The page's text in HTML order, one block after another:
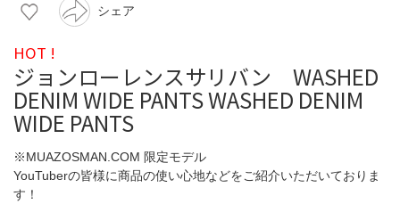
シェア
HOT !
ジョンローレンスサリバン WASHED
DENIM WIDE PANTS WASHED DENIM
WIDE PANTS
※MUAZOSMAN.COM 限定モデル
YouTuberの皆様に商品の使い心地などをご紹介いただいておりま
す！